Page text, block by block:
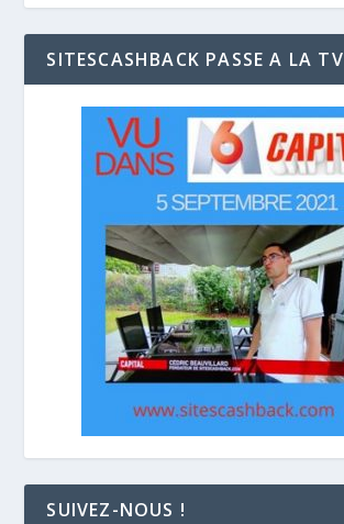
SITESCASHBACK PASSE A LA TV
SUIVEZ-NOUS !